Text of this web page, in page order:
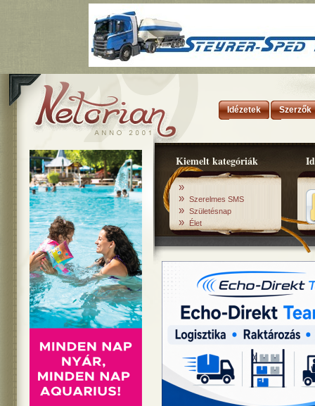
Idézetek Szerzők
Kiemelt kategóriák
»
» Szerelmes SMS
» Születésnap
» Élet